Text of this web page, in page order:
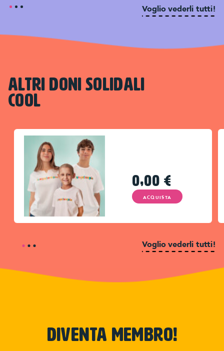
Voglio vederli tutti!
ALTRI DONI SOLIDALI
COOL
0,00 €
ACQUISTA
Voglio vederli tutti!
Diventa membro!